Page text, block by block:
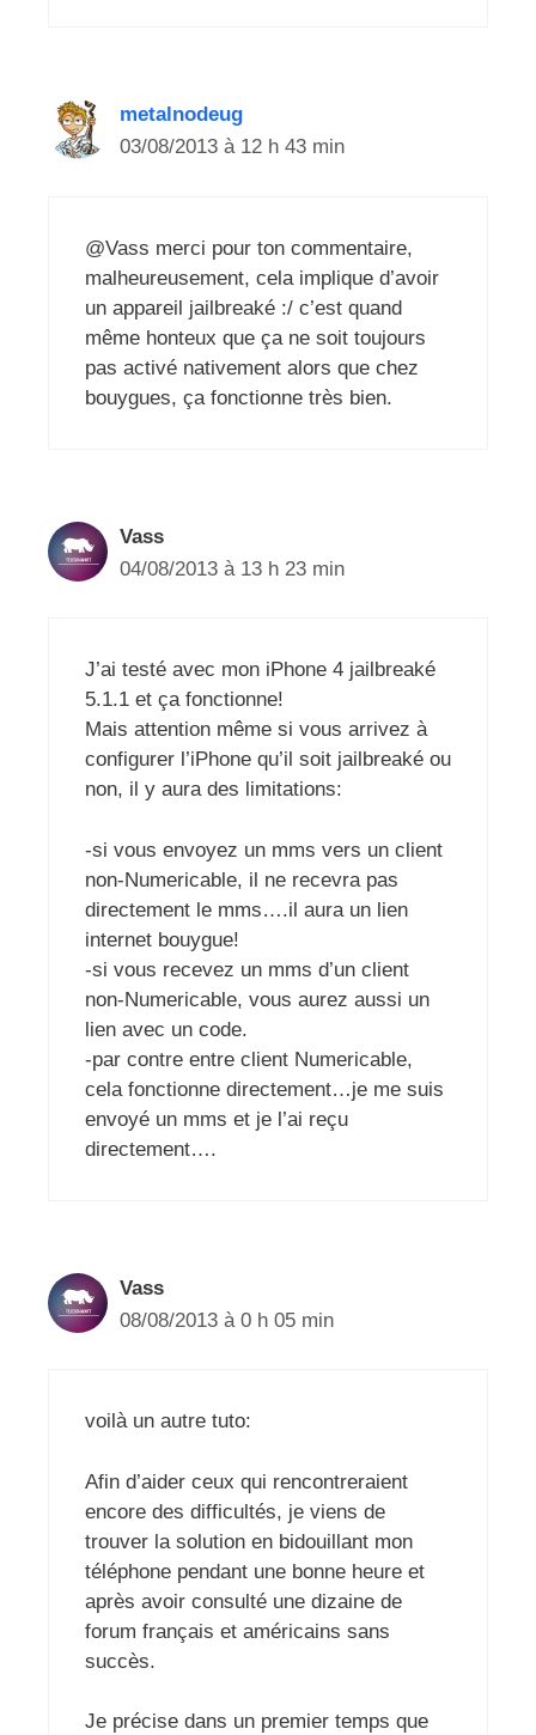
metalnodeug
03/08/2013 à 12 h 43 min
@Vass merci pour ton commentaire,
malheureusement, cela implique d’avoir
un appareil jailbreaké :/ c’est quand
même honteux que ça ne soit toujours
pas activé nativement alors que chez
bouygues, ça fonctionne très bien.
Vass
04/08/2013 à 13 h 23 min
J’ai testé avec mon iPhone 4 jailbreaké
5.1.1 et ça fonctionne!
Mais attention même si vous arrivez à
configurer l’iPhone qu’il soit jailbreaké ou
non, il y aura des limitations:
-si vous envoyez un mms vers un client
non-Numericable, il ne recevra pas
directement le mms….il aura un lien
internet bouygue!
-si vous recevez un mms d’un client
non-Numericable, vous aurez aussi un
lien avec un code.
-par contre entre client Numericable,
cela fonctionne directement…je me suis
envoyé un mms et je l’ai reçu
directement….
Vass
08/08/2013 à 0 h 05 min
voilà un autre tuto:
Afin d’aider ceux qui rencontreraient
encore des difficultés, je viens de
trouver la solution en bidouillant mon
téléphone pendant une bonne heure et
après avoir consulté une dizaine de
forum français et américains sans
succès.
Je précise dans un premier temps que